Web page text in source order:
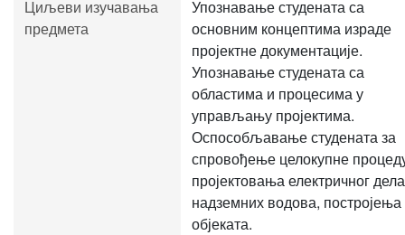
Циљеви изучавања
предмета
Упознавање студената са
основним концептима израде
пројектне документације.
Упознавање студената са
областима и процесима у
управљању пројектима.
Оспособљавање студената за
спровођење целокупне
пројектовања електричног дела
надземних водова, постројења
објеката.